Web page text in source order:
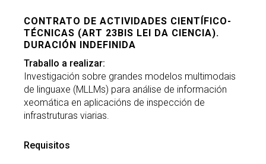
CONTRATO DE ACTIVIDADES CIENTÍFICO-
TÉCNICAS (ART 23BIS LEI DA CIENCIA).
DURACIÓN INDEFINIDA
Traballo a realizar:
Investigación sobre grandes modelos multimodais
de linguaxe (MLLMs) para análise de información
xeomática en aplicacións de inspección de
infrastruturas viarias.
Requisitos